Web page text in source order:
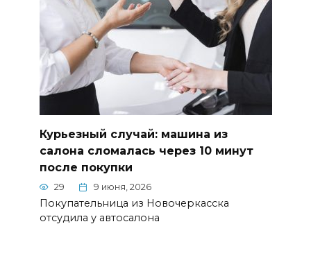
Курьезный случай: машина из
салона сломалась через 10 минут
после покупки
29 9 июня, 2026
Покупательница из Новочеркасска
отсудила у автосалона